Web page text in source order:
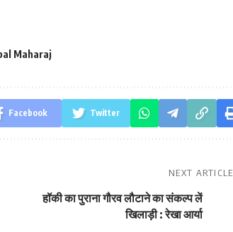
Maharaj
Facebook Twitter
NEXT ARTICLE
हॉकी का पुराना गौरव लौटाने का संकल्प लें
खिलाड़ी : रेखा आर्या